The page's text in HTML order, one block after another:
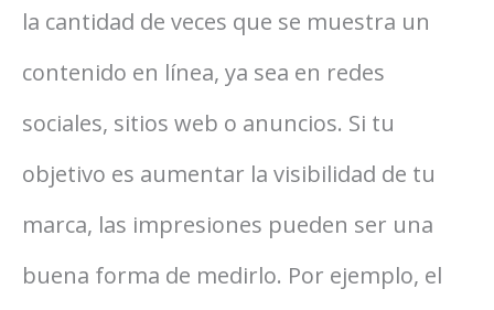
la cantidad de veces que se muestra un
contenido en línea, ya sea en redes
sociales, sitios web o anuncios. Si tu
objetivo es aumentar la visibilidad de tu
marca, las impresiones pueden ser una
buena forma de medirlo. Por ejemplo, el